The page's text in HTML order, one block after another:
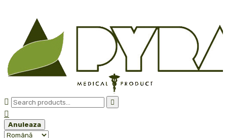
 

Anuleaza